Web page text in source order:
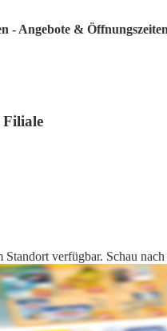
- Angebote & Öffnungszeiten
Filiale
verfügbar. Schau